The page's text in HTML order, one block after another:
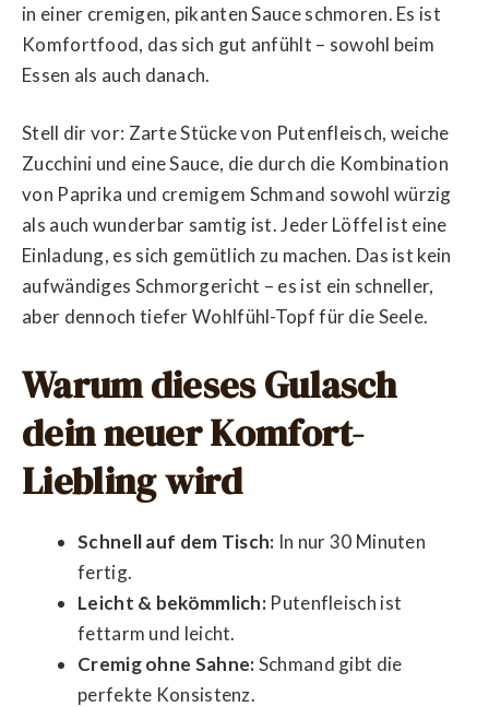
in einer cremigen, pikanten Sauce schmoren. Es ist
Komfortfood, das sich gut anfühlt – sowohl beim
Essen als auch danach.
Stell dir vor: Zarte Stücke von Putenfleisch, weiche
Zucchini und eine Sauce, die durch die Kombination
von Paprika und cremigem Schmand sowohl würzig
als auch wunderbar samtig ist. Jeder Löffel ist eine
Einladung, es sich gemütlich zu machen. Das ist kein
aufwändiges Schmorgericht – es ist ein schneller,
aber dennoch tiefer Wohlfühl-Topf für die Seele.
Warum dieses Gulasch
dein neuer Komfort-
Liebling wird
Schnell auf dem Tisch: In nur 30 Minuten
fertig.
Leicht & bekömmlich: Putenfleisch ist
fettarm und leicht.
Cremig ohne Sahne:Schmand gibt die
perfekte Konsistenz.